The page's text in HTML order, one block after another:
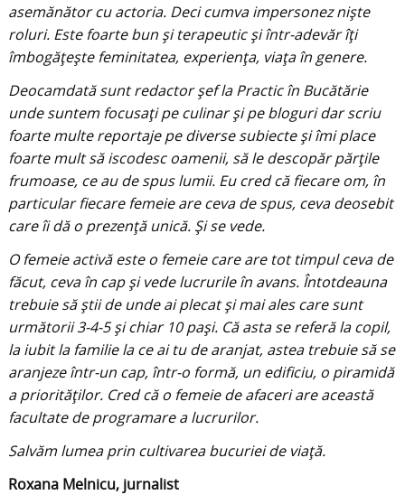
asemănător cu actoria. Deci cumva impersonez niște
roluri. Este foarte bun și terapeutic și într-adevăr îți
îmbogățește feminitatea, experiența, viața în genere.
Deocamdată sunt redactor șef la Practic în Bucătărie
unde suntem focusați pe culinar și pe bloguri dar scriu
foarte multe reportaje pe diverse subiecte și îmi place
foarte mult să iscodesc oamenii, să le descopăr părțile
frumoase, ce au de spus lumii. Eu cred că fiecare om, în
particular fiecare femeie are ceva de spus, ceva deosebit
care îi dă o prezență unică. Și se vede.
O femeie activă este o femeie care are tot timpul ceva de
făcut, ceva în cap și vede lucrurile în avans. Întotdeauna
trebuie să știi de unde ai plecat și mai ales care sunt
următorii 3-4-5 și chiar 10 pași. Că asta se referă la copil,
la iubit la familie la ce ai tu de aranjat, astea trebuie să se
aranjeze într-un cap, într-o formă, un edificiu, o piramidă
a priorităților. Cred că o femeie de afaceri are această
facultate de programare a lucrurilor.
Salvăm lumea prin cultivarea bucuriei de viață.
Roxana Melnicu, jurnalist